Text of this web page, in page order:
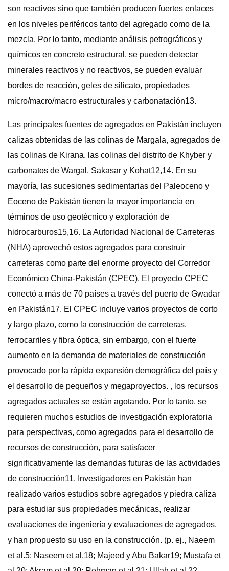
son reactivos sino que también producen fuertes enlaces
en los niveles periféricos tanto del agregado como de la
mezcla. Por lo tanto, mediante análisis petrográficos y
químicos en concreto estructural, se pueden detectar
minerales reactivos y no reactivos, se pueden evaluar
bordes de reacción, geles de silicato, propiedades
micro/macro/macro estructurales y carbonatación13.
Las principales fuentes de agregados en Pakistán incluyen
calizas obtenidas de las colinas de Margala, agregados de
las colinas de Kirana, las colinas del distrito de Khyber y
carbonatos de Wargal, Sakasar y Kohat12,14. En su
mayoría, las sucesiones sedimentarias del Paleoceno y
Eoceno de Pakistán tienen la mayor importancia en
términos de uso geotécnico y exploración de
hidrocarburos15,16. La Autoridad Nacional de Carreteras
(NHA) aprovechó estos agregados para construir
carreteras como parte del enorme proyecto del Corredor
Económico China-Pakistán (CPEC). El proyecto CPEC
conectó a más de 70 países a través del puerto de Gwadar
en Pakistán17. El CPEC incluye varios proyectos de corto
y largo plazo, como la construcción de carreteras,
ferrocarriles y fibra óptica, sin embargo, con el fuerte
aumento en la demanda de materiales de construcción
provocado por la rápida expansión demográfica del país y
el desarrollo de pequeños y megaproyectos. , los recursos
agregados actuales se están agotando. Por lo tanto, se
requieren muchos estudios de investigación exploratoria
para perspectivas, como agregados para el desarrollo de
recursos de construcción, para satisfacer
significativamente las demandas futuras de las actividades
de construcción11. Investigadores en Pakistán han
realizado varios estudios sobre agregados y piedra caliza
para estudiar sus propiedades mecánicas, realizar
evaluaciones de ingeniería y evaluaciones de agregados,
y han propuesto su uso en la construcción. (p. ej., Naeem
et al.5; Naseem et al.18; Majeed y Abu Bakar19; Mustafa et